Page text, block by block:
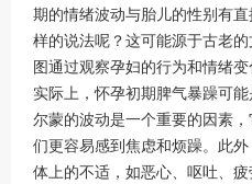
期的情绪波动与胎儿的性别有
样的说法呢？这可能源于古老
图通过观察孕妇的行为和情绪变
实际上，怀孕初期脾气暴躁可
尔蒙的波动是一个重要的因素
们更容易感到焦虑和烦躁。此
体上的不适，如恶心、呕吐、